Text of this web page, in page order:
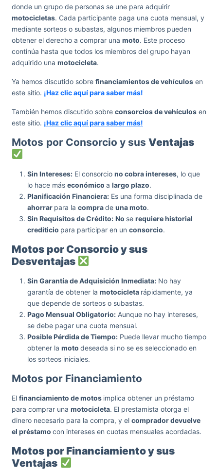
donde un grupo de personas se une para adquirir
motocicletas. Cada participante paga una cuota mensual, y
mediante sorteos o subastas, algunos miembros pueden
obtener el derecho a comprar una moto. Este proceso
continúa hasta que todos los miembros del grupo hayan
adquirido una motocicleta.
Ya hemos discutido sobre financiamientos de vehículos en
este sitio. ¡Haz clic aquí para saber más!
También hemos discutido sobre consorcios de vehículos en
este sitio. ¡Haz clic aquí para saber más!
Motos por Consorcio y sus Ventajas
Sin Intereses: El consorcio no cobra intereses, lo que
lo hace más económico a largo plazo.
Planificación Financiera: Es una forma disciplinada de
ahorrar para la comprade una moto.
Sin Requisitos de Crédito: No se requiere historial
crediticio para participar en un consorcio.
Motos por Consorcio y sus
Desventajas
Sin Garantía de Adquisición Inmediata: No hay
garantía de obtener la motocicleta rápidamente, ya
que depende de sorteos o subastas.
Pago Mensual Obligatorio: Aunque no hay intereses,
se debe pagar una cuota mensual.
Posible Pérdida de Tiempo: Puede llevar mucho tiempo
obtener la moto deseada si no se es seleccionado en
los sorteos iniciales.
Motos por Financiamiento
El financiamiento de motos implica obtener un préstamo
para comprar una motocicleta. El prestamista otorga el
dinero necesario para la compra, y el comprador devuelve
el préstamo con intereses en cuotas mensuales acordadas.
Motos por Financiamiento y sus
Ventajas